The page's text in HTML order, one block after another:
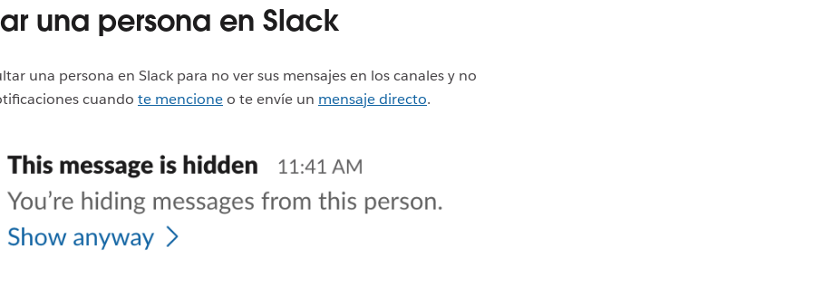
una persona en Slack
una persona en Slack para no ver sus mensajes en los canales y no
cuando te mencioneo te envíe un mensaje directo.